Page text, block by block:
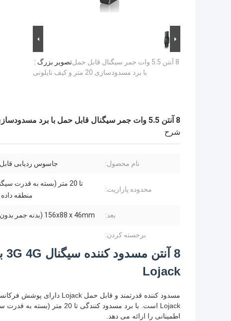
تصویر بزرگ :8 آنتن 5.5 وات جمر سیگنال قابل حمل
با برد مسدودسازی 20 متر و کیف نایلونی
8 آنتن 5.5 وات جمر سیگنال قابل حمل با برد مسدودسازی 20 متر و کیف نایلونی
شرح
نام محصول: جاسوس ردیابی
محدوده پارازیت:
تا 20 متر (بسته به قدرت
منطقه
بعد: 156x88 x 46mm (بدنه جمر بدون آنتن)
برجسته کردن:
Lojack
اطمینانی را ارائه می دهد.